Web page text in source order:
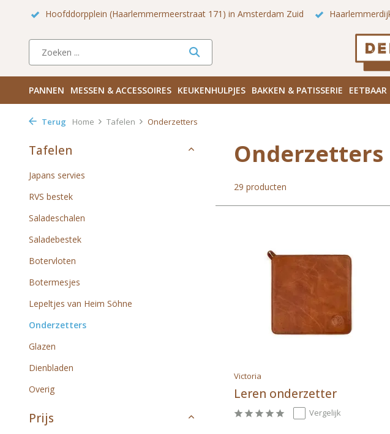
Haarlemmerdijk 136 in Amsterdam Centrum Bezoek onze winkels in Amsterdam!
PANNEN MESSEN & ACCESSOIRES KEUKENHULPJES BAKKEN & PATISSERIE EETBAAR
Terug Home Tafelen Onderzetters
Tafelen
Japans servies
RVS bestek
Saladeschalen
Saladebestek
Botervloten
Botermesjes
Lepeltjes van Heim Söhne
Onderzetters
Glazen
Dienbladen
Overig
Prijs
Onderzetters
29 producten
Victoria
Leren onderzetter
Vergelijk